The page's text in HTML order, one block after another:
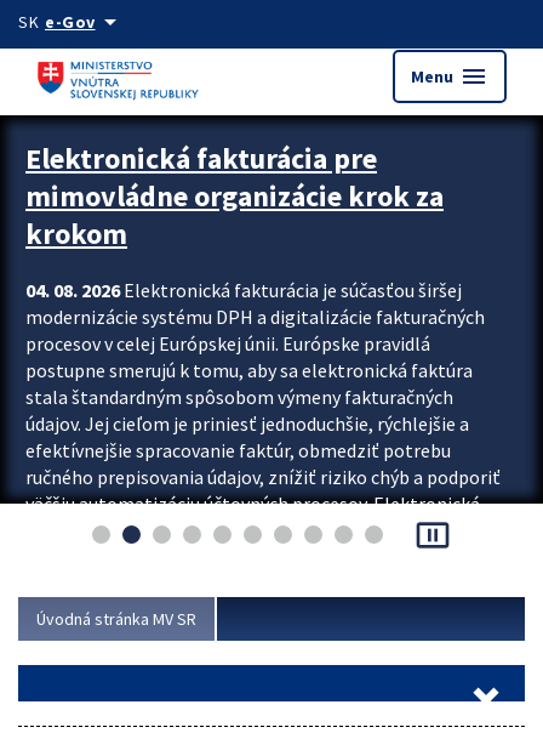
Preskocit na hlavný obsah
SK e-Govarrow_drop_down
Menu menu
Zastavit automatický posun upútavok
Elektronická fakturácia pre
mimovládne organizácie krok za
krokom
04. 08. 2026Elektronická fakturácia je súčasťou širšej
modernizácie systému DPH a digitalizácie fakturačných
procesov v celej Európskej únii. Európske pravidlá
postupne smerujú k tomu, aby sa elektronická faktúra
stala štandardným spôsobom výmeny fakturačných
údajov. Jej cieľom je priniesť jednoduchšie, rýchlejšie a
efektívnejšie spracovanie faktúr, obmedziť potrebu
ručného prepisovania údajov, znížiť riziko chýb a podporiť
väčšiu automatizáciu účtovných procesov. Elektronická
fakturácia preto nepredstavuje...
pause_presentation
Úvodná stránka MV SR